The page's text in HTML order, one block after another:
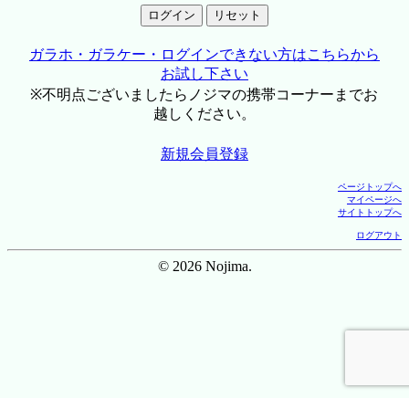
ガラホ・ガラケー・ログインできない方はこちらから
お試し下さい
※不明点ございましたらノジマの携帯コーナーまでお
越しください。
新規会員登録
ページトップへ
マイページへ
サイトトップへ
ログアウト
© 2026 Nojima.